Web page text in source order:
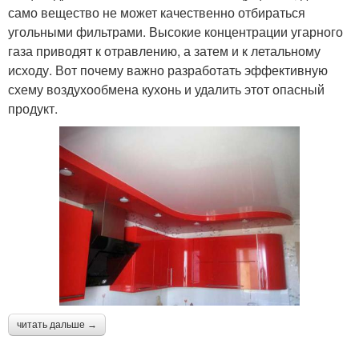
само вещество не может качественно отбираться
угольными фильтрами. Высокие концентрации угарного
газа приводят к отравлению, а затем и к летальному
исходу. Вот почему важно разработать эффективную
схему воздухообмена кухонь и удалить этот опасный
продукт.
читать дальше →